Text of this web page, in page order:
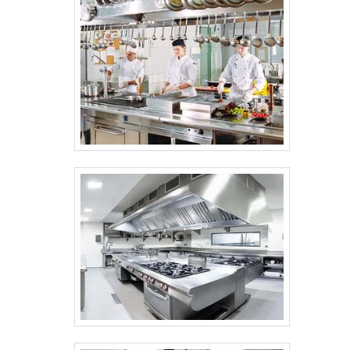
destacando-se os seguintes: Sensores
mecânicos; Bimetálico; Sensor de
temperatura a gás; Sensor digital. Assim,
nota-se que os sensores de temperatura
estão presentes em vários equipamentos,
aparelhos e sistemas que trabalham
diretamente com variações de
temperatura. Com a utilização do material,
é possível corrigir falhas e melhorar o
resultado final dos insumos. A melhor
empresa de termostatosCom 20 anos de
atuação no âmbito de equipamentos
gastronômicos e assistência técnica, a
Gera Peças atua em todo o território
nacional e oferece soluções inovadoras
para seus clientes. Entre em contato para
obter mais informações e adquirir os